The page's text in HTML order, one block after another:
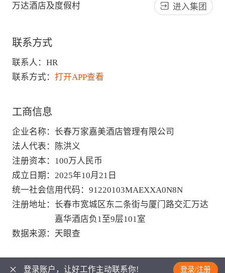
万达酒店及度假村 进入集团
联系方式
联系人： HR
联系方式： 打开APP查看
工商信息
企业名称 ： 长春万家嘉美酒店管理有限公司
法人代表 ：
陈洪义
注册资本 ： 100万人民币
成立日期 ： 2025年10月21日
统一社会信用代码 ： 91220103MAEXXA0N8N
注册地址 ： 长春市宽城区东二条街与厦门路交汇万达
嘉华酒店负1至9层101室
数据来源 ： 天眼查
登录账户，让好工作主动联系你! 登录/注册